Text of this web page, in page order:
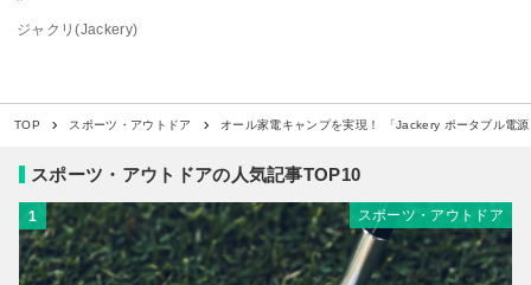
ジャクリ(Jackery)
TOP スポーツ・アウトドア オール家電キャンプを実現！ 「Jackery ポータブル電
スポーツ・アウトドアの人気記事TOP10
1 スポーツ・アウトドア